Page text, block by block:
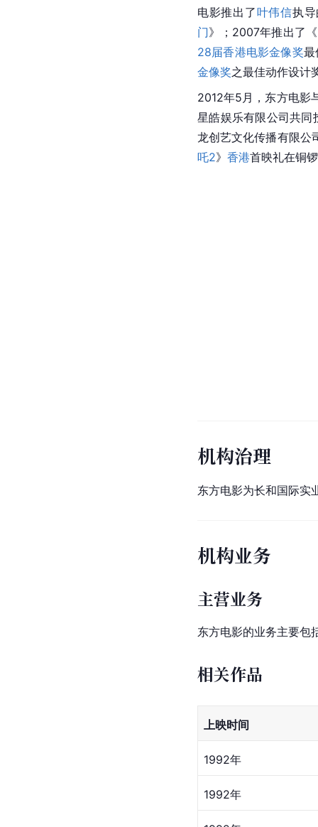
电影推出了叶伟信执
门》；2007年推出了《
28届香港电影金像奖最
金像奖之最佳动作设计
2012年5月，东方电影
星皓娱乐有限公司共同
龙创艺文化传播有限公
吒2》 香港首映礼在铜
机构治理
东方电影为长和国际实
机构业务
主营业务
东方电影的业务主要包
相关作品
上映时间
1992年
1992年